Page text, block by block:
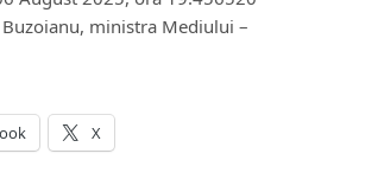
ministra Mediului –
X